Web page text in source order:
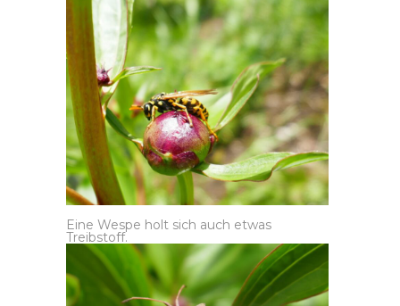
Eine Wespe holt sich auch etwas
Treibstoff.